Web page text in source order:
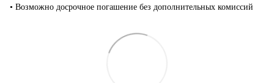
•‎ Возможно досрочное погашение без дополнительных комиссий